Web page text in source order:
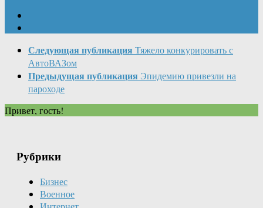
Следующая публикация Тяжело конкурировать с
АвтоВАЗом
Предыдущая публикация Эпидемию привезли на
пароходе
Привет, гость!
Рубрики
Бизнес
Военное